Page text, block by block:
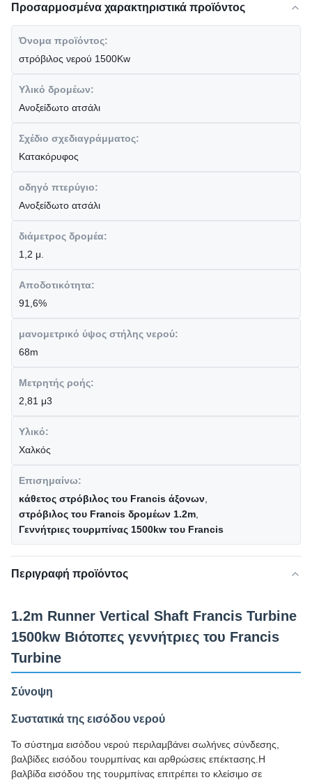
Προσαρμοσμένα χαρακτηριστικά προϊόντος
Όνομα προϊόντος:
στρόβιλος νερού 1500Kw
Υλικό δρομέων:
Ανοξείδωτο ατσάλι
Σχέδιο σχεδιαγράμματος:
Κατακόρυφος
οδηγό πτερύγιο:
Ανοξείδωτο ατσάλι
διάμετρος δρομέα:
1,2 μ.
Αποδοτικότητα:
91,6%
μανομετρικό ύψος στήλης νερού:
68m
Μετρητής ροής:
2,81 μ3
Υλικό:
Χαλκός
Επισημαίνω:
κάθετος στρόβιλος του Francis άξονων
στρόβιλος του Francis δρομέων 1.2m
Γεννήτριες τουρμπίνας 1500kw του Francis
Περιγραφή προϊόντος
1.2m Runner Vertical Shaft Francis Turbine
1500kw Βιότοπες γεννήτριες του Francis
Turbine
Σύνοψη
Συστατικά της εισόδου νερού
Το σύστημα εισόδου νερού περιλαμβάνει σωλήνες σύνδεσης,
βαλβίδες εισόδου τουρμπίνας και αρθρώσεις επέκτασης.Η
βαλβίδα εισόδου της τουρμπίνας επιτρέπει το κλείσιμο σε